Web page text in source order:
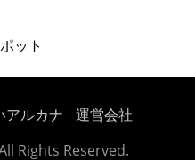
ット
アルカナ
運営会社
Rights Reserved.